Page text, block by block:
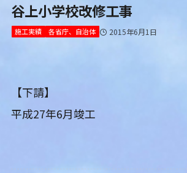
谷上小学校改修工事
施工実績 各省庁、自治体 2015年6月1日
【下請】
平成27年6月竣工